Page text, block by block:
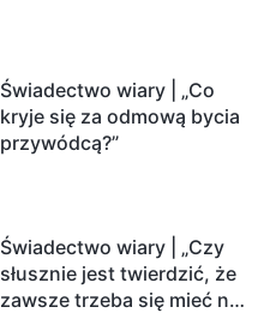
Świadectwo wiary | „Co
kryje się za odmową bycia
przywódcą?”
Świadectwo wiary | „Czy
słusznie jest twierdzić, że
zawsze trzeba się mieć na